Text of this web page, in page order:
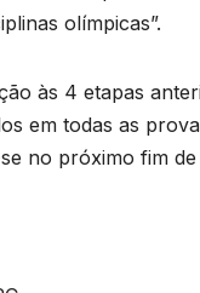
olímpicas”.
às 4 etapas
em todas as
no próximo fim